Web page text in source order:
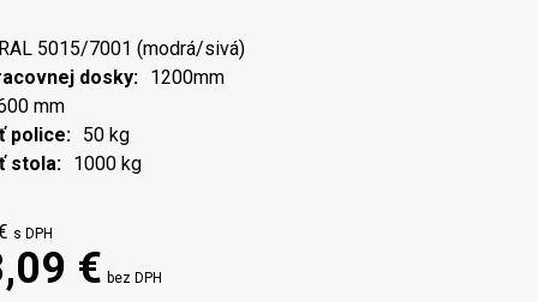
5015/7001 (modrá/sivá)
dosky
1200mm
mm
police
50 kg
stola
1000 kg
s DPH
€ bez DPH